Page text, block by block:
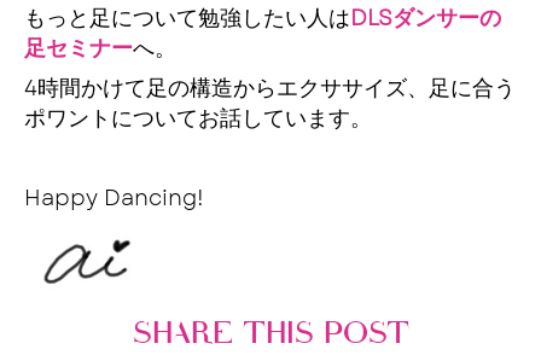
もっと足について勉強したい人はDLSダンサーの
足セミナーへ。
4時間かけて足の構造からエクササイズ、足に合う
ポワントについてお話しています。
Happy Dancing!
SHARE THIS POST